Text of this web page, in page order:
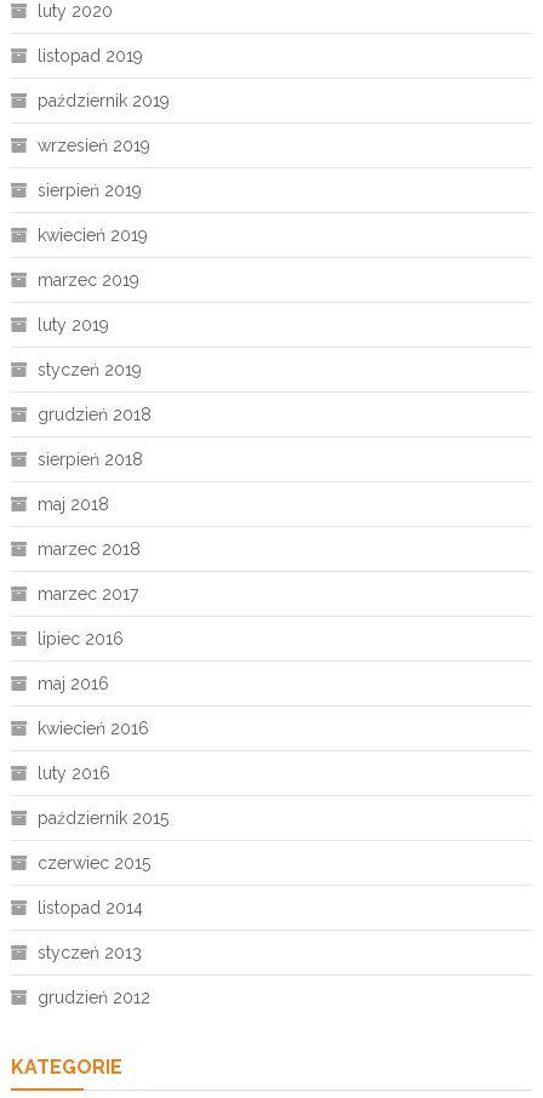
luty 2020
listopad 2019
październik 2019
wrzesień 2019
sierpień 2019
kwiecień 2019
marzec 2019
luty 2019
styczeń 2019
grudzień 2018
sierpień 2018
maj 2018
marzec 2018
marzec 2017
lipiec 2016
maj 2016
kwiecień 2016
luty 2016
październik 2015
czerwiec 2015
listopad 2014
styczeń 2013
grudzień 2012
KATEGORIE